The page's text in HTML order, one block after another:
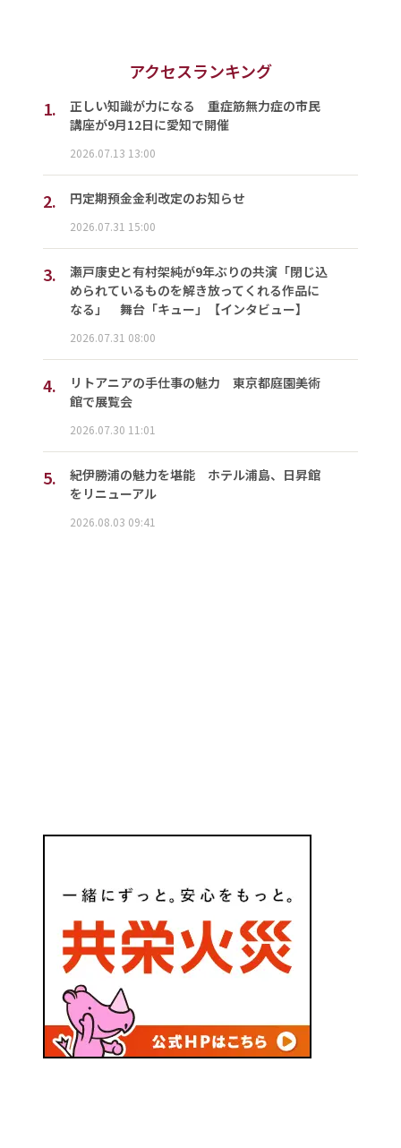
アクセスランキング
1.
正しい知識が力になる 重症筋無力症の市民
講座が9月12日に愛知で開催
2026.07.13 13:00
2. 円定期預金金利改定のお知らせ
2026.07.31 15:00
3.
瀬戸康史と有村架純が9年ぶりの共演「閉じ込
められているものを解き放ってくれる作品に
なる」 舞台「キュー」【インタビュー】
2026.07.31 08:00
4.
リトアニアの手仕事の魅力 東京都庭園美術
館で展覧会
2026.07.30 11:01
5.
紀伊勝浦の魅力を堪能 ホテル浦島、日昇館
をリニューアル
2026.08.03 09:41